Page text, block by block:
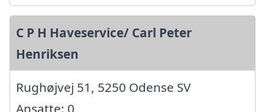
C P H Haveservice/ Carl Peter
Henriksen
Rughøjvej 51, 5250 Odense SV